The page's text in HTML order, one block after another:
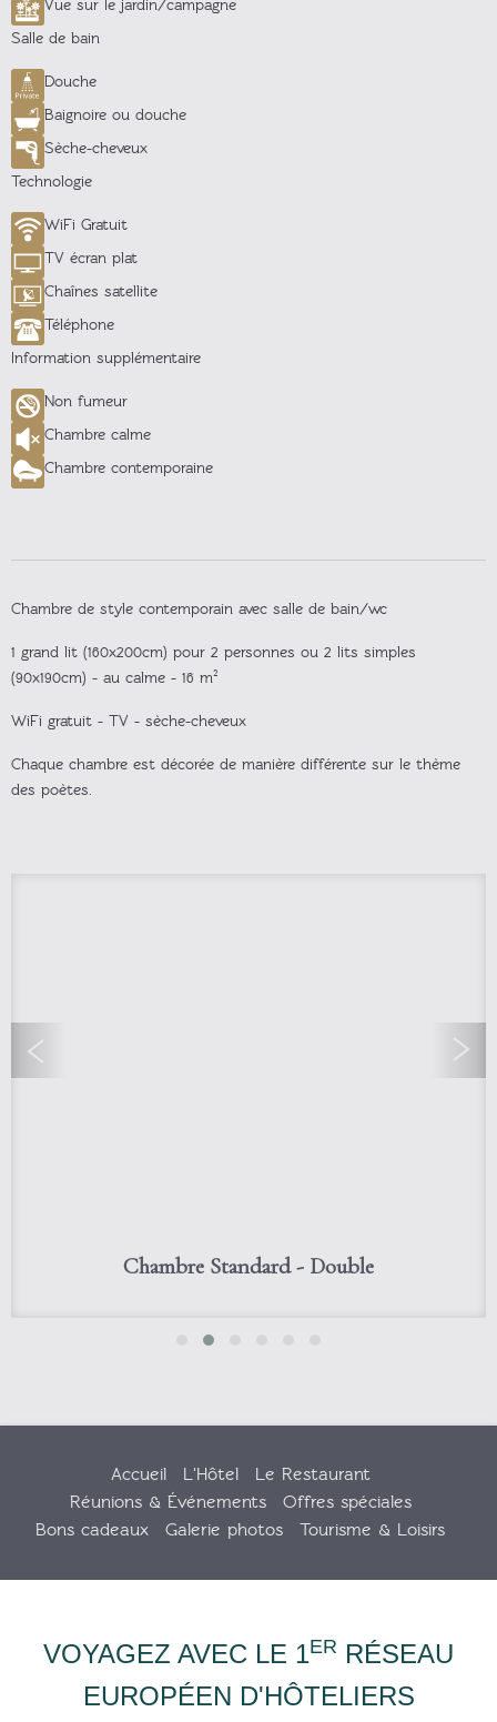
Vue sur le jardin/campagne
Salle de bain
Douche
Baignoire ou douche
Sèche-cheveux
Technologie
WiFi Gratuit
TV écran plat
Chaînes satellite
Téléphone
Information supplémentaire
Non fumeur
Chambre calme
Chambre contemporaine
Chambre de style contemporain avec salle de bain/wc
1 grand lit (160x200cm) pour 2 personnes ou 2 lits simples
(90x190cm) - au calme - 16 m²
WiFi gratuit - TV - sèche-cheveux
Chaque chambre est décorée de manière différente sur le thème
des poètes.
Chambre Standard - Double
Accueil L'Hôtel
Le Restaurant
Réunions & Événements
Offres spéciales
Bons cadeaux
Galerie photos Tourisme & Loisirs
VOYAGEZ AVEC LE 1ER RÉSEAU
EUROPÉEN D'HÔTELIERS